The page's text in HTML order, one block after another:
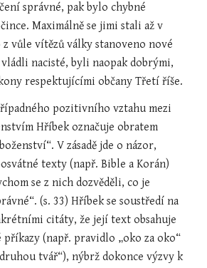
správné, pak bylo chybné
Maximálně se jimi stali až v
vůle vítězů války stanoveno nové
nacisté, byli naopak dobrými,
respektujícími občany Třetí říše.
pozitivního vztahu mezi
Hříbek označuje obratem
V zásadě jde o názor,
texty (např. Bible a Korán)
se z nich dozvěděli, co je
(s. 33) Hříbek se soustředí na
citáty, že její text obsahuje
(např. pravidlo „oko za oko“
tvář“), nýbrž dokonce výzvy k